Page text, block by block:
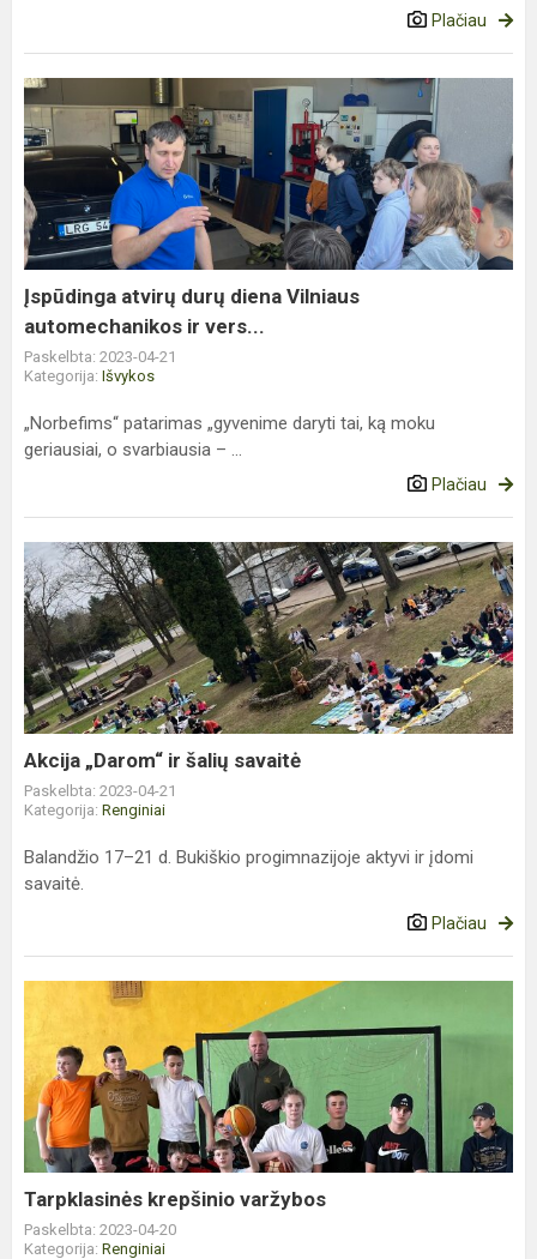
Plačiau
Įspūdinga
atvirų
durų
Vilniaus
automechanikos
ir
vers...
Įspūdinga atvirų durų diena Vilniaus
automechanikos ir vers...
Paskelbta: 2023-04-21
Kategorija: Išvykos
„Norbefims“ patarimas „gyvenime daryti tai, ką moku
geriausiai, o svarbiausia – ...
Plačiau
Akcija
„Darom“
ir
šalių
savaitė
Akcija „Darom“ ir šalių savaitė
Paskelbta: 2023-04-21
Kategorija: Renginiai
Balandžio 17–21 d. Bukiškio progimnazijoje aktyvi ir įdomi
savaitė.
Plačiau
Tarpklasinės
varžybos
Tarpklasinės krepšinio varžybos
Paskelbta: 2023-04-20
Kategorija: Renginiai